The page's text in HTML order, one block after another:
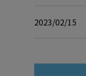
2023/02/15